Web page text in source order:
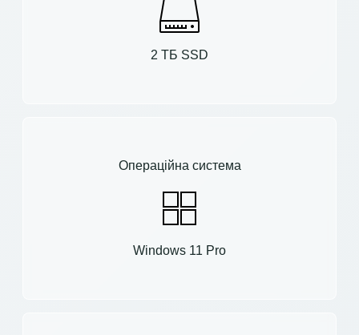
2 ТБ SSD
Операційна система
Windows 11 Pro